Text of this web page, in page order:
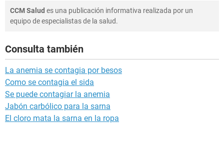
CCM Salud es una publicación informativa realizada por un
equipo de especialistas de la salud.
Consulta también
La anemia se contagia por besos
Como se contagia el sida
Se puede contagiar la anemia
Jabón carbólico para la sarna
El cloro mata la sarna en la ropa